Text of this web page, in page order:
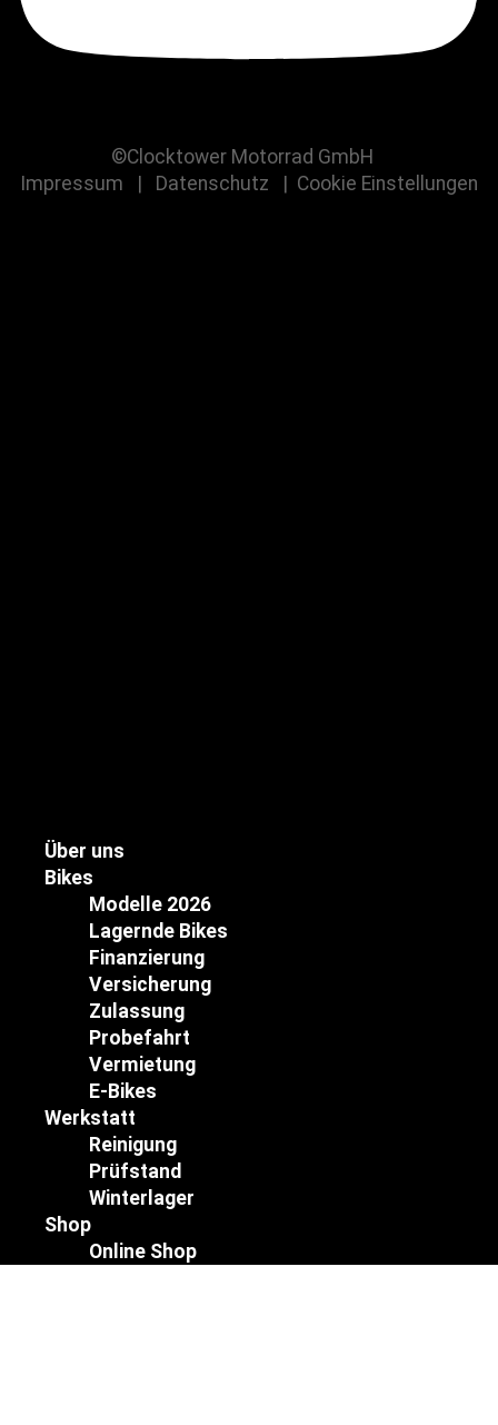
©Clocktower Motorrad GmbH
Impressum
| Datenschutz | Cookie Einstellungen
Über uns
Bikes
Modelle 2026
Lagernde Bikes
Finanzierung
Versicherung
Zulassung
Probefahrt
Vermietung
E-Bikes
Werkstatt
Reinigung
Prüfstand
Winterlager
Shop
Online Shop